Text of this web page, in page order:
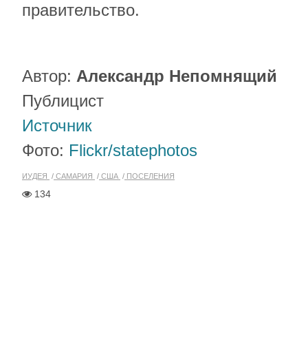
правительство.
Автор: Александр Непомнящий
Публицист
Источник
Фото: Flickr/statephotos
ИУДЕЯ САМАРИЯ США ПОСЕЛЕНИЯ
134